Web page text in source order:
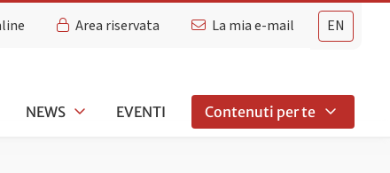
EN
Area riservata La mia e-mail
NEWS EVENTI Contenuti per te